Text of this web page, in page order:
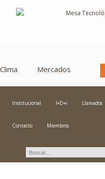
Clima Mercados
Institucional I+D+i Llamados
Contacto Miembros